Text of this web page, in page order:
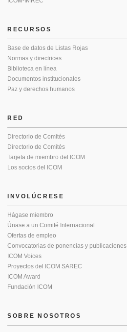
RECURSOS
Base de datos de Listas Rojas
Normas y directrices
Biblioteca en línea
Documentos institucionales
Paz y derechos humanos
RED
Directorio de Comités
Directorio de Comités
Tarjeta de miembro del ICOM
Los socios del ICOM
INVOLÚCRESE
Hágase miembro
Únase a un Comité Internacional
Ofertas de empleo
Convocatorias de ponencias y publicaciones
ICOM Voices
Proyectos del ICOM SAREC
ICOM Award
Fundación ICOM
SOBRE NOSOTROS